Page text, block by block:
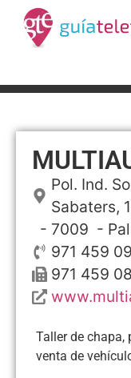
Pol. Ind.
Sabaters,
- 7009 -
971 459
971 459
Taller de chapa,
venta de